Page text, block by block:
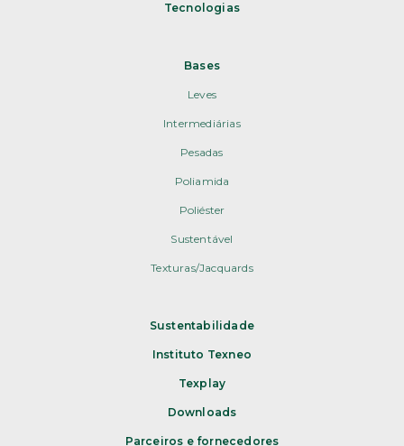
Tecnologias
Bases
Leves
Intermediárias
Pesadas
Poliamida
Poliéster
Sustentável
Texturas/Jacquards
Sustentabilidade
Instituto Texneo
Texplay
Downloads
Parceiros e fornecedores